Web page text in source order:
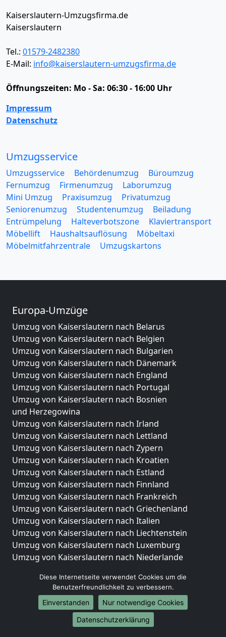
Kaiserslautern-Umzugsfirma.de
Kaiserslautern
Tel.: 01579-2482380
E-Mail: info@kaiserslautern-umzugsfirma.de
Öffnungszeiten: Mo - Sa: 06:30 - 16:00 Uhr
Impressum
Datenschutz
Umzugsservice
Umzugsservice Behördenumzug
Büroumzug
Fernumzug
Firmenumzug
Laborumzug
Mini Umzug
Praxisumzug
Privatumzug
Seniorenumzug
Studentenumzug
Beiladung
Entrümpelung
Halteverbotszone
Klaviertransport
Möbellift
Haushaltsauflösung
Möbeltaxi
Möbelmitfahrzentrale
Umzugskartons
Europa-Umzüge
Umzug von Kaiserslautern nach Belarus
Umzug von Kaiserslautern nach Belgien
Umzug von Kaiserslautern nach Bulgarien
Umzug von Kaiserslautern nach Dänemark
Umzug von Kaiserslautern nach England
Umzug von Kaiserslautern nach Portugal
Umzug von Kaiserslautern nach Bosnien
und Herzegowina
Umzug von Kaiserslautern nach Irland
Umzug von Kaiserslautern nach Lettland
Umzug von Kaiserslautern nach Zypern
Umzug von Kaiserslautern nach Kroatien
Umzug von Kaiserslautern nach Estland
Umzug von Kaiserslautern nach Finnland
Umzug von Kaiserslautern nach Frankreich
Umzug von Kaiserslautern nach Griechenland
Umzug von Kaiserslautern nach Italien
Umzug von Kaiserslautern nach Liechtenstein
Umzug von Kaiserslautern nach Luxemburg
Umzug von Kaiserslautern nach Niederlande
Umzüge-Deutschlandweit
Umzug von Kaiserslautern nach Berlin
Umzug von Kaiserslautern nach Hamburg
Umzug von Kaiserslautern nach München
Diese Internetseite verwendet Cookies um die
Benutzerfreundlichkeit zu verbessern.
Einverstanden
Nur notwendige Cookies
Datenschutzerklärung